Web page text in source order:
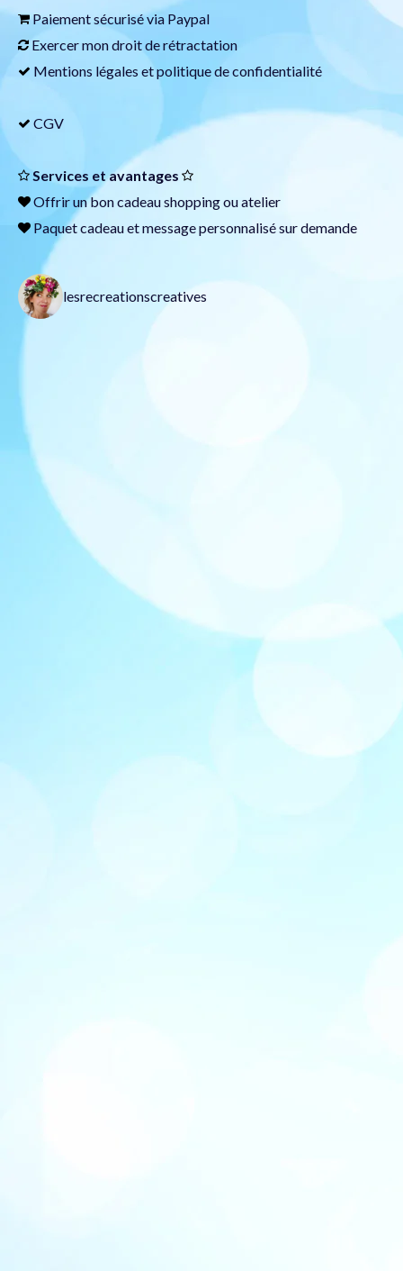
Paiement sécurisé via Paypal
Exercer mon droit de rétractation
Mentions légales et politique de confidentialité
CGV
Services et avantages
Offrir unbon cadeaushopping ou atelier
Paquet cadeau et message personnalisé sur demande
lesrecreationscreatives